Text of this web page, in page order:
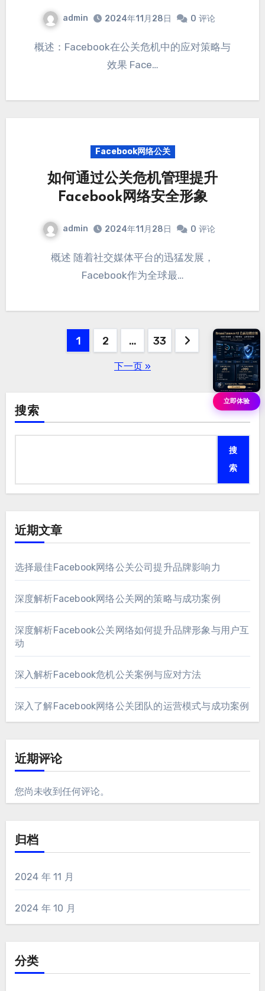
admin 2024年11月28日 0 评论
概述：Facebook在公关危机中的应对策略与
效果 Face…
Facebook网络公关
如何通过公关危机管理提升
Facebook网络安全形象
admin 2024年11月28日 0 评论
概述 随着社交媒体平台的迅猛发展，
Facebook作为全球最…
页
1 2 … 33
下一页 »
搜索
搜
索
近期文章
选择最佳Facebook网络公关公司提升品牌影响力
深度解析Facebook网络公关网的策略与成功案例
深度解析Facebook公关网络如何提升品牌形象与用户互
动
深入解析Facebook危机公关案例与应对方法
深入了解Facebook网络公关团队的运营模式与成功案例
近期评论
您尚未收到任何评论。
归档
2024 年 11 月
2024 年 10 月
分类
立即体验